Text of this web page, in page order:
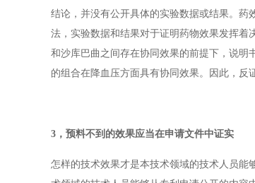
结论，并没有公开具体的实验数据或结果。药
法，实验数据和结果对于证明药物效果发挥着
和沙库巴曲之间存在协同效果的前提下，说明
的组合在降血压方面具有协同效果。因此，反
3， 预料不到的效果应当在申请文件中证实
怎样的技术效果才是本技术领域的技术人员能